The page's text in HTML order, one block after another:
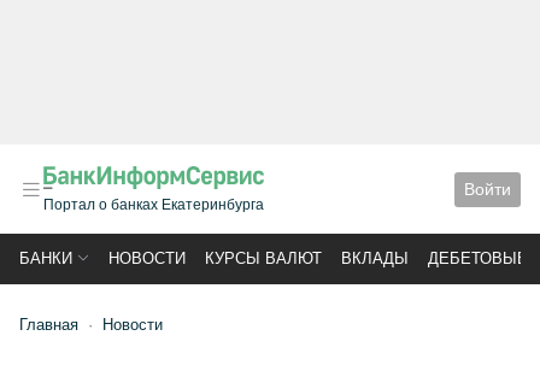
Портал о банках Екатеринбурга
Войти
БАНКИ НОВОСТИ КУРСЫ ВАЛЮТ ВКЛАДЫ ДЕБЕТОВЫЕ
Главная Новости